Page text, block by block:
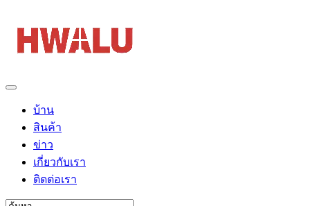
บ้าน
สินค้า
ข่าว
เกี่ยวกับเรา
ติดต่อเรา